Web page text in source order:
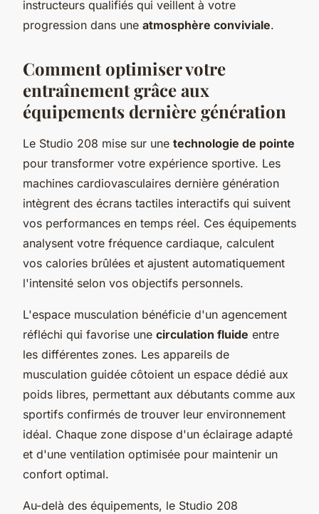
instructeurs qualifiés qui veillent à votre
progression dans une atmosphère conviviale.
Comment optimiser votre
entraînement grâce aux
équipements dernière génération
Le Studio 208 mise sur une technologie de pointe
pour transformer votre expérience sportive. Les
machines cardiovasculaires dernière génération
intègrent des écrans tactiles interactifs qui suivent
vos performances en temps réel. Ces équipements
analysent votre fréquence cardiaque, calculent
vos calories brûlées et ajustent automatiquement
l'intensité selon vos objectifs personnels.
L'espace musculation bénéficie d'un agencement
réfléchi qui favorise une circulation fluide entre
les différentes zones. Les appareils de
musculation guidée côtoient un espace dédié aux
poids libres, permettant aux débutants comme aux
sportifs confirmés de trouver leur environnement
idéal. Chaque zone dispose d'un éclairage adapté
et d'une ventilation optimisée pour maintenir un
confort optimal.
Au-delà des équipements, le Studio 208